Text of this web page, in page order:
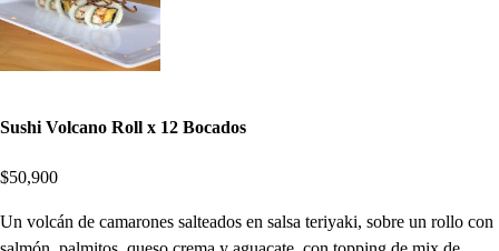
Sushi Volcano Roll x 12 Bocados
$50,900
Un volcán de camarones salteados en salsa teriyaki, sobre un rollo con